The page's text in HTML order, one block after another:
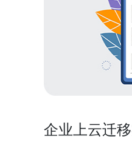
企业上云迁